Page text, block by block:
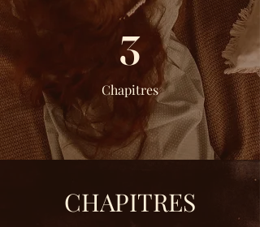
3
Chapitres
CHAPITRES